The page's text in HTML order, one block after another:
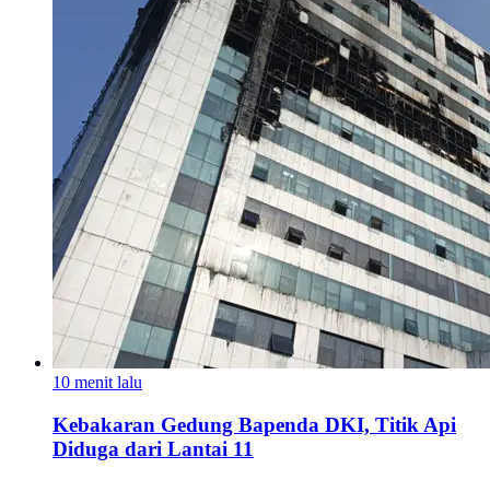
10 menit lalu
Kebakaran Gedung Bapenda DKI, Titik Api
Diduga dari Lantai 11